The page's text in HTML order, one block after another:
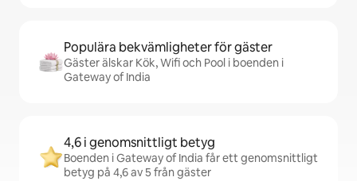
Populära bekvämligheter för gäster
Gäster älskar Kök, Wifi och Pool i boenden i
Gateway of India
4,6 i genomsnittligt betyg
Boenden i Gateway of India får ett genomsnittligt
betyg på 4,6 av 5 från gäster